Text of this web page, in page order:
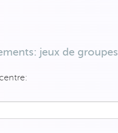
jeux de groupes